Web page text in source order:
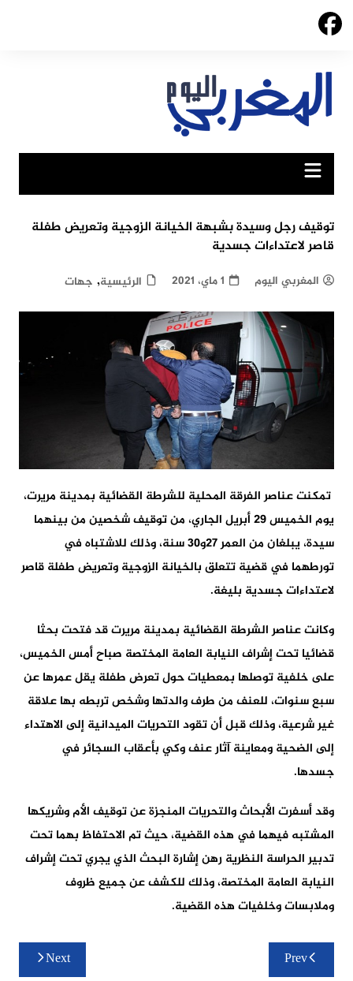
Skip
توقيف رجل وسيدة بشبهة الخيانة الزوجية وتعريض طفلة
قاصر لاعتداءات جسدية
المغربي اليوم 1 ماي، 2021 الرئيسية, جهات
تمكنت عناصر الفرقة المحلية للشرطة القضائية بمدينة مريرت،
يوم الخميس 29 أبريل الجاري، من توقيف شخصين من بينهما
سيدة، يبلغان من العمر 27و30 سنة، وذلك للاشتباه في
تورطهما في قضية تتعلق بالخيانة الزوجية وتعريض طفلة قاصر
لاعتداءات جسدية بليغة.
وكانت عناصر الشرطة القضائية بمدينة مريرت قد فتحت بحثا
قضائيا تحت إشراف النيابة العامة المختصة صباح أمس الخميس،
على خلفية توصلها بمعطيات حول تعرض طفلة يقل عمرها عن
سبع سنوات، للعنف من طرف والدتها وشخص تربطه بها علاقة
غير شرعية، وذلك قبل أن تقود التحريات الميدانية إلى الاهتداء
إلى الضحية ومعاينة آثار عنف وكي بأعقاب السجائر في
جسدها.
وقد أسفرت الأبحاث والتحريات المنجزة عن توقيف الأم وشريكها
المشتبه فيهما في هذه القضية، حيث تم الاحتفاظ بهما تحت
تدبير الحراسة النظرية رهن إشارة البحث الذي يجري تحت إشراف
النيابة العامة المختصة، وذلك للكشف عن جميع ظروف
وملابسات وخلفيات هذه القضية.
تصفّح
المقالات
Prev
Next